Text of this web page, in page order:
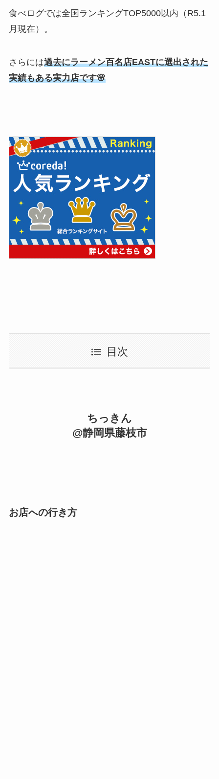
食べログでは全国ランキングTOP5000以内（R5.1
月現在）。
さらには過去にラーメン百名店EASTに選出された
実績もある実力店です🌸
目次
ちっきん
@静岡県藤枝市
お店への行き方